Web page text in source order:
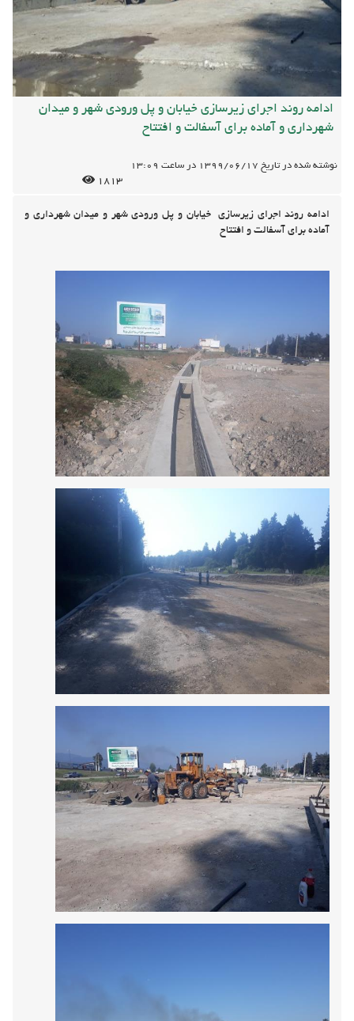
ادامه روند اجرای زیرسازی خیابان و پل ورودی شهر و میدان
شهرداری و آماده برای آسفالت و افتتاح
نوشته شده در تاریخ 1399/06/17 در ساعت 13:09
ادامه روند اجرای زیرسازی خیابان و پل ورودی شهر و میدان شهرداری و